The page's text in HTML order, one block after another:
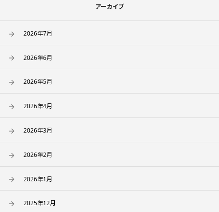
アーカイブ
2026年7月
2026年6月
2026年5月
2026年4月
2026年3月
2026年2月
2026年1月
2025年12月